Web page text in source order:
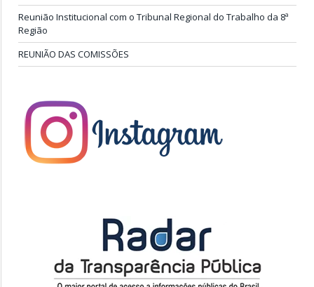
Reunião Institucional com o Tribunal Regional do Trabalho da 8ª
Região
REUNIÃO DAS COMISSÕES